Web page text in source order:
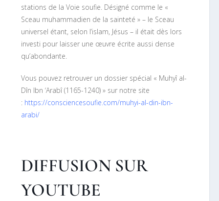
stations de la Voie soufie. Désigné comme le «
Sceau muhammadien de la sainteté » – le Sceau
universel étant, selon l’islam, Jésus – il était dès lors
investi pour laisser une œuvre écrite aussi dense
qu’abondante.
Vous pouvez retrouver un dossier spécial « Muhyî al-
Dîn Ibn ‘Arabî (1165-1240) » sur notre site
: https://consciencesoufie.com/muhyi-al-din-ibn-
arabi/
DIFFUSION SUR
YOUTUBE